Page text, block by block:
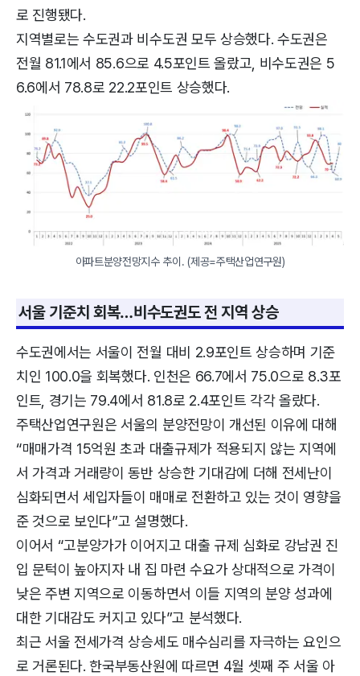
로 진행됐다.
지역별로는 수도권과 비수도권 모두 상승했다. 수도권은
전월 81.1에서 85.6으로 4.5포인트 올랐고, 비수도권은 5
6.6에서 78.8로 22.2포인트 상승했다.
아파트분양전망지수 추이. (제공=주택산업연구원)
서울 기준치 회복…비수도권도 전 지역 상승
수도권에서는 서울이 전월 대비 2.9포인트 상승하며 기준
치인 100.0을 회복했다. 인천은 66.7에서 75.0으로 8.3포
인트, 경기는 79.4에서 81.8로 2.4포인트 각각 올랐다.
주택산업연구원은 서울의 분양전망이 개선된 이유에 대해
“매매가격 15억원 초과 대출규제가 적용되지 않는 지역에
서 가격과 거래량이 동반 상승한 기대감에 더해 전세난이
심화되면서 세입자들이 매매로 전환하고 있는 것이 영향을
준 것으로 보인다”고 설명했다.
이어서 “고분양가가 이어지고 대출 규제 심화로 강남권 진
입 문턱이 높아지자 내 집 마련 수요가 상대적으로 가격이
낮은 주변 지역으로 이동하면서 이들 지역의 분양 성과에
대한 기대감도 커지고 있다”고 분석했다.
최근 서울 전세가격 상승세도 매수심리를 자극하는 요인으
로 거론된다. 한국부동산원에 따르면 4월 셋째 주 서울 아